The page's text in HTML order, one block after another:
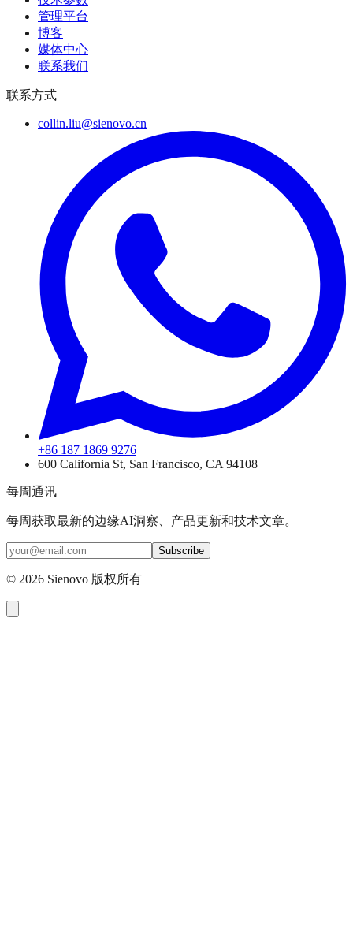
管理平台
博客
媒体中心
联系我们
联系方式
collin.liu@sienovo.cn
+86 187 1869 9276
600 California St, San Francisco, CA 94108
每周通讯
每周获取最新的边缘AI洞察、产品更新和技术文章。
Subscribe
© 2026 Sienovo 版权所有